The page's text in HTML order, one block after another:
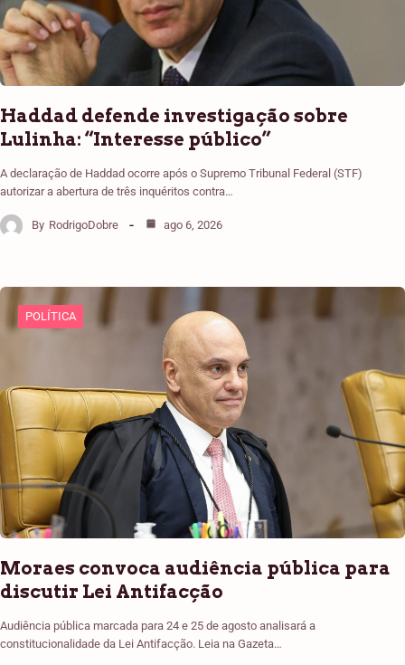
Haddad defende investigação sobre
Lulinha: “Interesse público”
A declaração de Haddad ocorre após o Supremo Tribunal Federal (STF)
autorizar a abertura de três inquéritos contra…
By RodrigoDobre ago 6, 2026
POLÍTICA
Moraes convoca audiência pública para
discutir Lei Antifacção
Audiência pública marcada para 24 e 25 de agosto analisará a
constitucionalidade da Lei Antifacção. Leia na Gazeta…